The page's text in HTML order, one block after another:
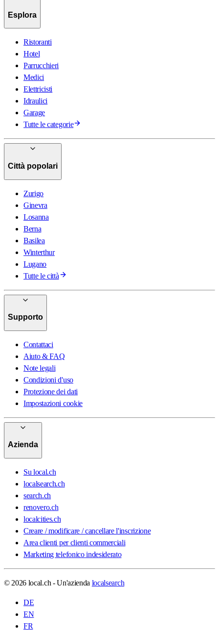
Esplora
Ristoranti
Hotel
Parrucchieri
Medici
Elettricisti
Idraulici
Garage
Tutte le categorie
Città popolari
Zurigo
Ginevra
Losanna
Berna
Basilea
Winterthur
Lugano
Tutte le città
Supporto
Contattaci
Aiuto & FAQ
Note legali
Condizioni d'uso
Protezione dei dati
Impostazioni cookie
Azienda
Su local.ch
localsearch.ch
search.ch
renovero.ch
localcities.ch
Creare / modificare / cancellare l'inscrizione
Area clienti per clienti commerciali
Marketing telefonico indesiderato
© 2026 local.ch - Un'azienda localsearch
DE
EN
FR